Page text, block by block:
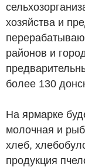
хозяйства и
районов и
более 130
На ярмарке
молочная и
хлеб,
продукция